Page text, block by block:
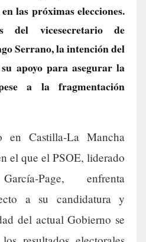
las próximas elecciones.
del vicesecretario de
Serrano, la intención del
apoyo para asegurar la
a la fragmentación
en Castilla-La Mancha
el que el PSOE, liderado
Page, enfrenta
a su candidatura y
del actual Gobierno se